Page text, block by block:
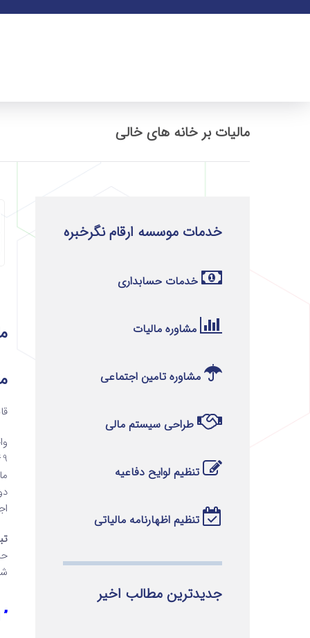
مالیات بر خانه های خالی
”
خدمات موسسه ارقام نگرخبره
خدمات حسابداری
مشاوره مالیات
مشاوره تامین اجتماعی
طراحی سیستم مالی
تنظیم لوایح دفاعیه
تنظیم اظهارنامه مالیاتی
جدیدترین مطالب اخیر